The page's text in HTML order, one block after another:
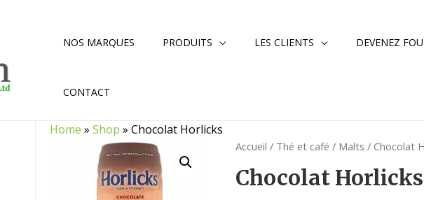
NOS MARQUES PRODUITS LES CLIENTS DEVENEZ
CONTACT
Home »Shop »Chocolat Horlicks
Accueil / Thé et café / Malts / Chocolat
Chocolat Horlicks